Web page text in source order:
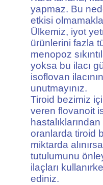
yapmaz. Bu
etkisi
Ülkemiz, iyot
ürünlerini fazla
menopoz
yoksa bu ilacı
isoflovan
unutmayınız.
Tiroid bezimiz
veren flovanoit
oranlarda tiroid
miktarda
tutulumunu
ilaçları
ediniz.